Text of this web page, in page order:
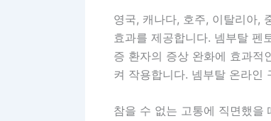
영국, 캐나다, 호주, 이탈리아,
효과를 제공합니다. 넴부탈 펜
증 환자의 증상 완화에 효과적
켜 작용합니다. 넴부탈 온라인
참을 수 없는 고통에 직면했을